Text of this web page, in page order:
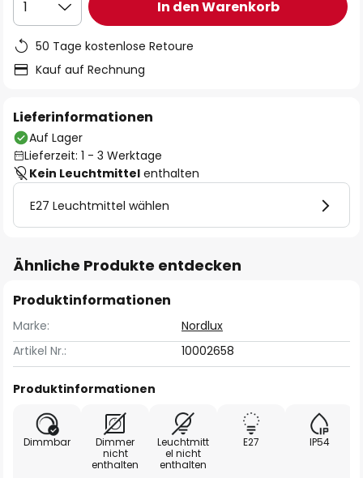
1 In den Warenkorb
50 Tage kostenlose Retoure
Kauf auf Rechnung
Lieferinformationen
Auf Lager
Lieferzeit: 1 - 3 Werktage
Kein Leuchtmittel enthalten
E27 Leuchtmittel wählen
Ähnliche Produkte entdecken
Produktinformationen
Marke:
Nordlux
Artikel Nr.:
10002658
Produktinformationen
Dimmbar
Dimmer
nicht
enthalten
Leuchtmitt
el nicht
enthalten
E27 IP54